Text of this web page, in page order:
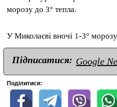
морозу до 3° тепла.
У Миколаєві вночі 1-3°
Підписатися: Google
Поділитися: